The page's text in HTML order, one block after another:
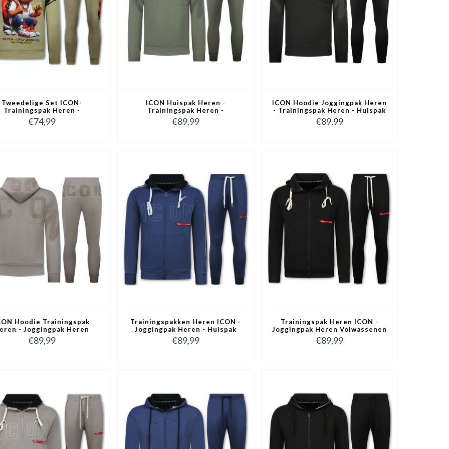
Tweedelige Set ICON-
Trainingspak Heren -
Heren - Huispak
Heren - 088 - Bruin
€74,99
ICON Huispak Heren -
Trainingspak Heren -
Joggingpak Heren Volwassenen
- 6152 - Groen
€89,99
ICON Hoodie Joggingpak Heren
- Trainingspak Heren - Huispak
Heren Volwassenen - 6152 -
Zwart
€89,99
Hoodie Trainingspak
- Joggingpak Heren
- Huispak Heren -
6152 - Grijs
€89,99
Trainingspakken Heren ICON -
Joggingpak Heren - Huispak
Heren Volwassenen - Tracksuit
- 6157 - Blauw
€89,99
Trainingspak Heren ICON -
Joggingpak Heren Volwassenen
- Huispak Heren - Tracksuit -
6157 - Zwart
€89,99